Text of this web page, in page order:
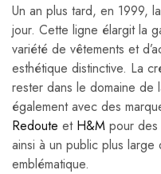
Un an plus tard, en 1999,
jour. Cette ligne élargit la
variété de vêtements et
esthétique distinctive. La
rester dans le domaine de
également avec des
Redoute et H&M pour des
ainsi à un public plus large
emblématique.